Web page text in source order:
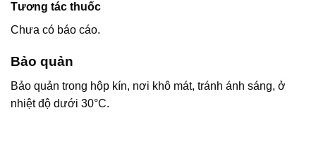
Tương tác thuốc
Chưa có báo cáo.
Bảo quản
Bảo quản trong hộp kín, nơi khô mát, tránh ánh sáng, ở
nhiệt độ dưới 30°C.